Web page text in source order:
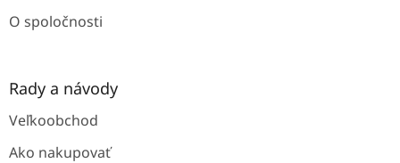
O spoločnosti
Rady a návody
Veľkoobchod
Ako nakupovať